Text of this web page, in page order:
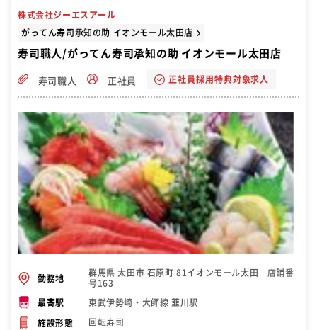
株式会社ジーエスアール
がってん寿司承知の助 イオンモール太田店
寿司職人/がってん寿司承知の助 イオンモール太田店
寿司職人 正社員 正社員採用特典対象求人
勤務地
群馬県 太田市 石原町 81イオンモール太田 店舗番
号163
最寄駅 東武伊勢崎・大師線 韮川駅
施設形態 回転寿司